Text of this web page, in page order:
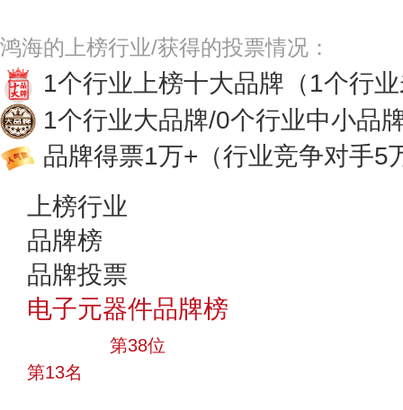
鸿海的上榜行业/获得的投票情况：
1个行业上榜十大品牌 （1个行
1个行业大品牌/0个行业中小品
品牌得票1万+ （行业竞争对手5
上榜行业
品牌榜
品牌投票
电子元器件品牌榜
第38位
第13名